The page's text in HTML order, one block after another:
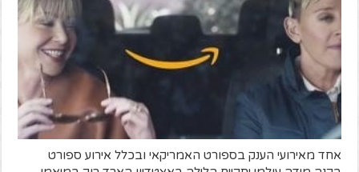
אחד מאירועי הענק בספורט האמריקאי ובכלל אירוע ספורט